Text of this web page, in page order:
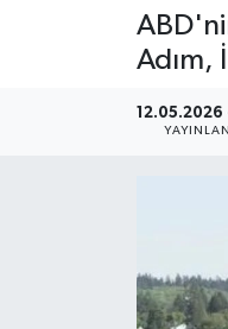
Adım,
12.05.2026
Özel Haber
Son Dakika